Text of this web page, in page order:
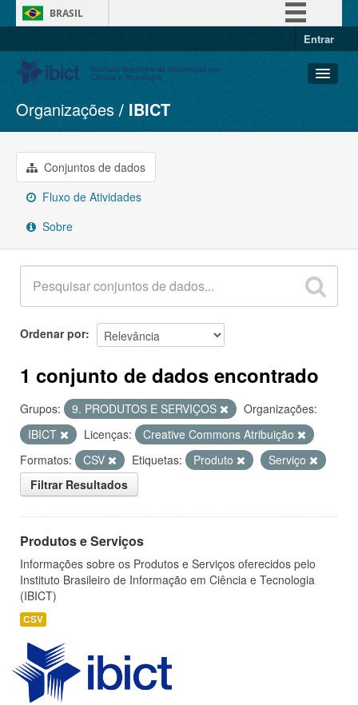
BRASIL
Entrar
Conjuntos de dados
Organizações
Grupos
Sobre
Organizações IBICT
Conjuntos de dados
Fluxo de Atividades
Sobre
Ordenar por
1 conjunto de dados encontrado
Grupos: 9. PRODUTOS E SERVIÇOS
Organizações:
IBICT
Licenças:
Creative Commons Atribuição
Formatos:
CSV Etiquetas: Produto
Serviço
Filtrar Resultados
Produtos e Serviços
Informações sobre os Produtos e Serviços oferecidos pelo
Instituto Brasileiro de Informação em Ciência e Tecnologia
(IBICT)
CSV